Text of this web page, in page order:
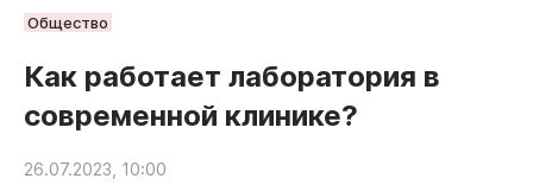
РУБРИКИ
Обнинск
Новости компаний
Статьи
Народные новости
Общество
Как работает лаборатория в
современной клинике?
26.07.2023, 10:00